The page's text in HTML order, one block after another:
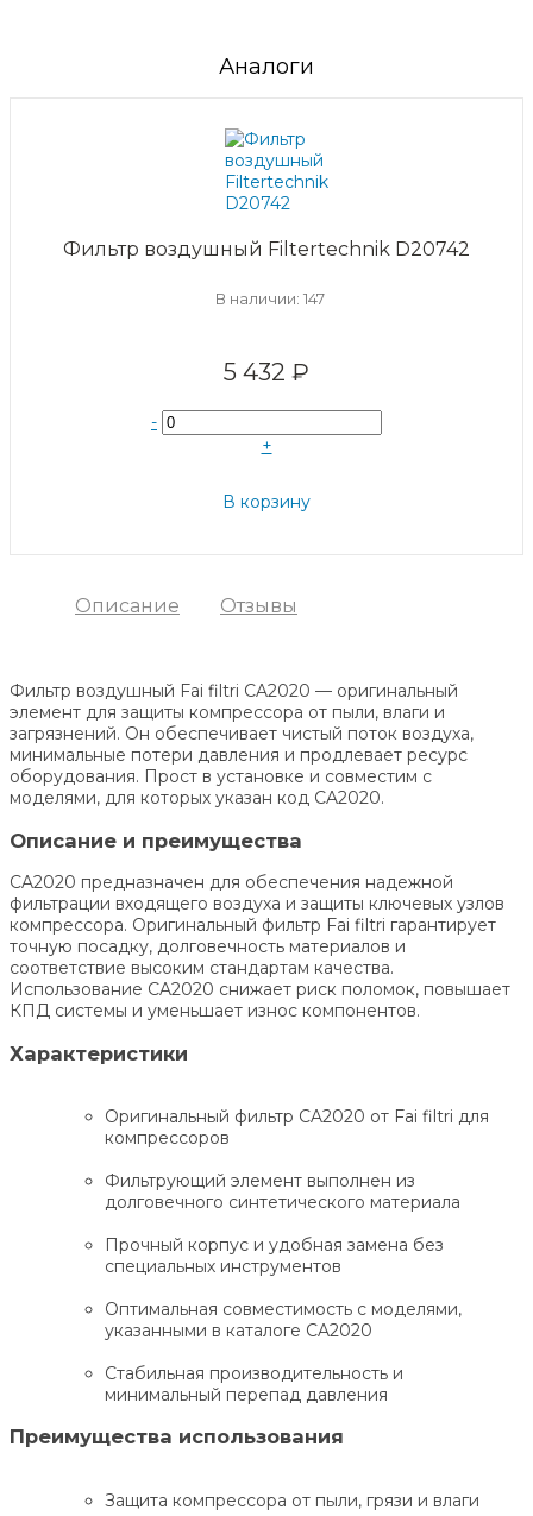
Аналоги
Фильтр воздушный Filtertechnik D20742
В наличии: 147
5 432 ₽
-
+
В корзину
Описание Отзывы
Фильтр воздушный Fai filtri CA2020 — оригинальный
элемент для защиты компрессора от пыли, влаги и
загрязнений. Он обеспечивает чистый поток воздуха,
минимальные потери давления и продлевает ресурс
оборудования. Прост в установке и совместим с
моделями, для которых указан код CA2020.
Описание и преимущества
CA2020 предназначен для обеспечения надежной
фильтрации входящего воздуха и защиты ключевых узлов
компрессора. Оригинальный фильтр Fai filtri гарантирует
точную посадку, долговечность материалов и
соответствие высоким стандартам качества.
Использование CA2020 снижает риск поломок, повышает
КПД системы и уменьшает износ компонентов.
Характеристики
Оригинальный фильтр CA2020 от Fai filtri для
компрессоров
Фильтрующий элемент выполнен из
долговечного синтетического материала
Прочный корпус и удобная замена без
специальных инструментов
Оптимальная совместимость с моделями,
указанными в каталоге CA2020
Стабильная производительность и
минимальный перепад давления
Преимущества использования
Защита компрессора от пыли, грязи и влаги